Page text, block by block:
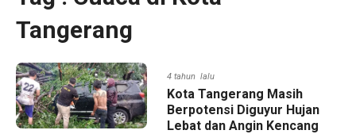
Tangerang
4 tahun lalu
Kota Tangerang Masih
Berpotensi Diguyur Hujan
Lebat dan Angin Kencang